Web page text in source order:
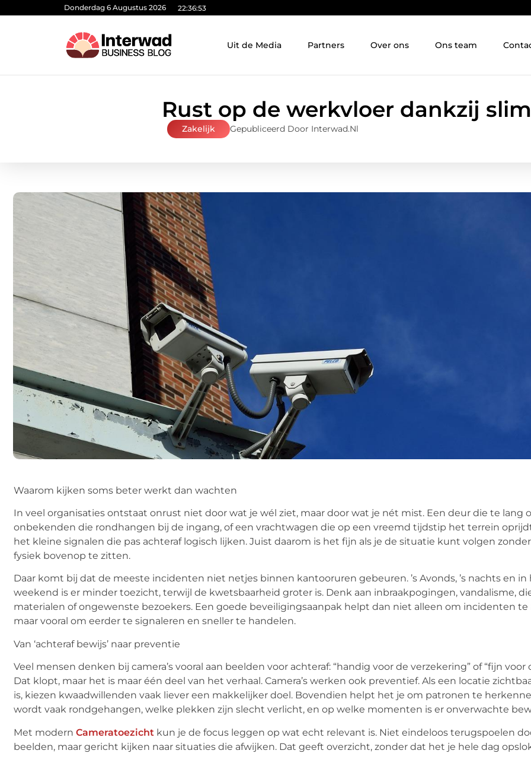
Donderdag 6 Augustus 2026 22:36:54
Uit de Media Partners Over ons Ons team
Rust op de werkvloer dankzij
Zakelijk Gepubliceerd Door Interwad.nl
Waarom kijken soms beter werkt dan wachten
In veel organisaties ontstaat onrust niet door wat je wél ziet, maar door wat je nét mist. Een deur die te lang
onbekenden die rondhangen bij de ingang, of een vrachtwagen die op een vreemd tijdstip het terrein
het kleine signalen die pas achteraf logisch lijken. Juist daarom is het fijn als je de situatie kunt volgen
fysiek bovenop te zitten.
Daar komt bij dat de meeste incidenten niet netjes binnen kantooruren gebeuren. ’s Avonds, ’s nachts en in
weekend is er minder toezicht, terwijl de kwetsbaarheid groter is. Denk aan inbraakpogingen, vandalisme,
materialen of ongewenste bezoekers. Een goede beveiligingsaanpak helpt dan niet alleen om incidenten te
maar vooral om eerder te signaleren en sneller te handelen.
Van ‘achteraf bewijs’ naar preventie
Veel mensen denken bij camera’s vooral aan beelden voor achteraf: “handig voor de verzekering” of “fijn voor
Dat klopt, maar het is maar één deel van het verhaal. Camera’s werken ook preventief. Als een locatie
is, kiezen kwaadwillenden vaak liever een makkelijker doel. Bovendien helpt het je om patronen te
wordt vaak rondgehangen, welke plekken zijn slecht verlicht, en op welke momenten is er onverwachte
Met modern Cameratoezicht kun je de focus leggen op wat echt relevant is. Niet eindeloos terugspoelen
beelden, maar gericht kijken naar situaties die afwijken. Dat geeft overzicht, zonder dat het je hele dag